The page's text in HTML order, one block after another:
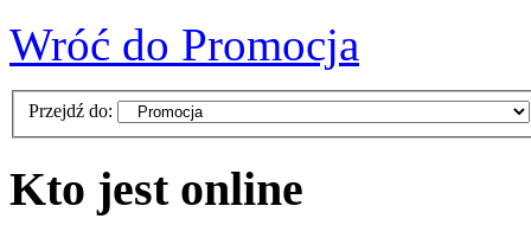
Wróć do Promocja
Przejdź do:
Kto jest online